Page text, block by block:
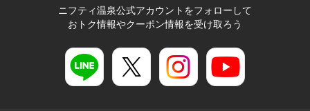
ニフティ温泉公式アカウントをフォローして
おトク情報やクーポン情報を受け取ろう